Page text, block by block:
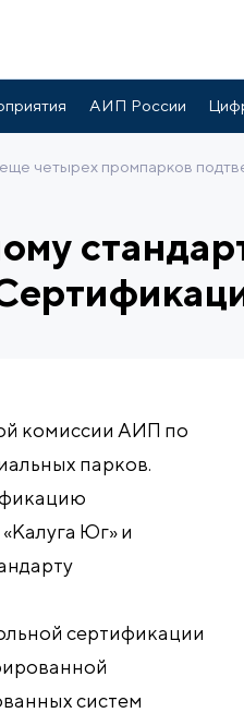
АИП России
четырех промпарков
комиссии АИП по
парков.
Юг» и
сертификации
систем